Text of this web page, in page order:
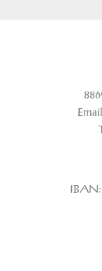
IBAN: